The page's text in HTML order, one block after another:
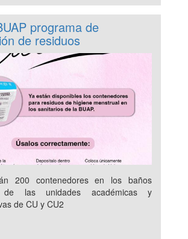
programa de
de residuos
200 contenedores en los baños
de las unidades académicas y
de CU y CU2